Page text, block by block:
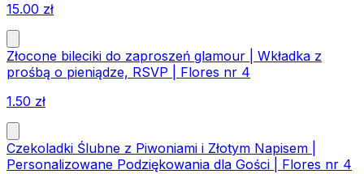
15.00 zł
Złocone bileciki do zaproszeń glamour | Wkładka z
prośbą o pieniądze, RSVP | Flores nr 4
1.50 zł
Czekoladki Ślubne z Piwoniami i Złotym Napisem |
Personalizowane Podziękowania dla Gości | Flores nr 4